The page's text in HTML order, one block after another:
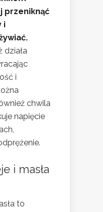
przeniknąć
i
działa
i
chwila
napięcie
i masła
to